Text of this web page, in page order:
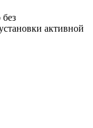
активной